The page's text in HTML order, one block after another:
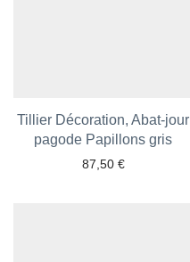
Tillier Décoration, Abat-jour
pagode Papillons gris
87,50 €
Ajouter aux favoris